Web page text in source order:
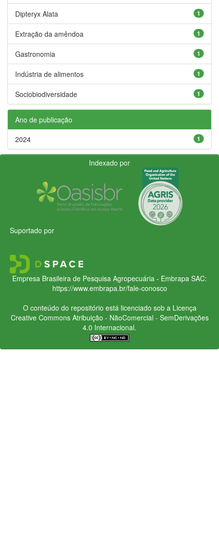
1
Dipteryx Alata
1
Extração da amêndoa
1
Gastronomia
1
Indústria de alimentos
1
Sociobiodiversidade
Ano de publicação
1
2024
Indexado por
Suportado por
Empresa Brasileira de Pesquisa Agropecuária - Embrapa SAC:
https://www.embrapa.br/fale-conosco
O conteúdo do repositório está licenciado sob a Licença
Creative CommonsAtribuição - NãoComercial - SemDerivações
4.0 Internacional.